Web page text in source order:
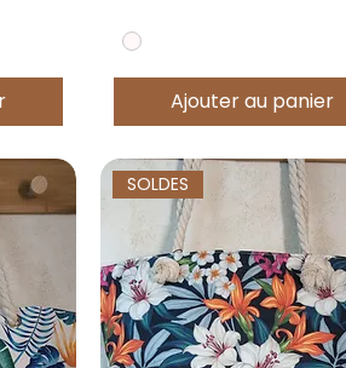
Ajouter au panier
SOLDES